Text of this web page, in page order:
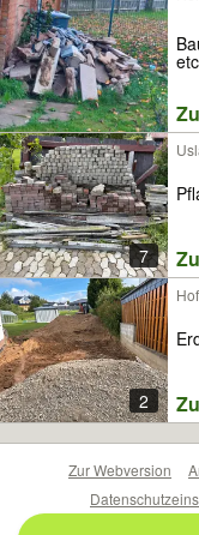
7
2
Zur Webversion